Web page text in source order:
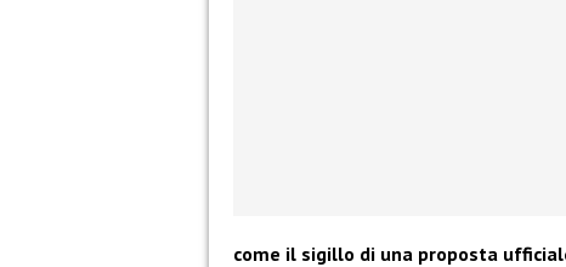
come il sigillo di una proposta